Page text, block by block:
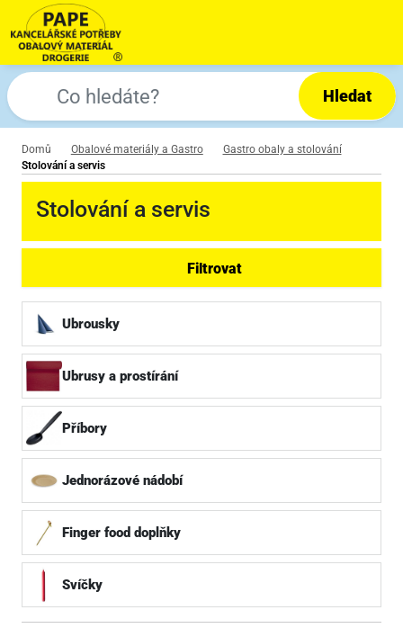
Hledat
Domů Obalové materiály a Gastro
Gastro obaly a stolování
Stolování a servis
Stolování a servis
Filtrovat
Ubrousky
Ubrusy a prostírání
Příbory
Jednorázové nádobí
Finger food doplňky
Svíčky